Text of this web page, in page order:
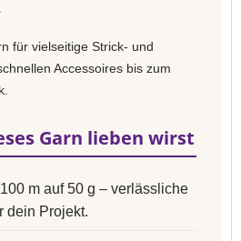
für vielseitige Strick- und
Accessoires bis zum
Garn lieben wirst
m auf 50 g – verlässliche
dein Projekt.